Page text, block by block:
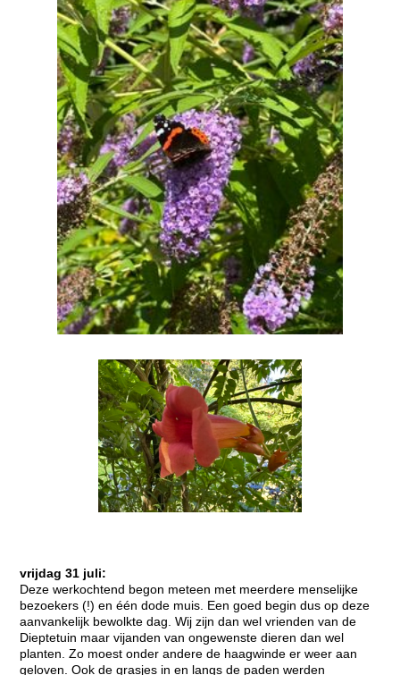
vrijdag 31 juli:
Deze werkochtend begon meteen met meerdere menselijke
bezoekers (!) en één dode muis. Een goed begin dus op deze
aanvankelijk bewolkte dag. Wij zijn dan wel vrienden van de
Dieptetuin maar vijanden van ongewenste dieren dan wel
planten. Zo moest onder andere de haagwinde er weer aan
geloven. Ook de grasjes in en langs de paden werden